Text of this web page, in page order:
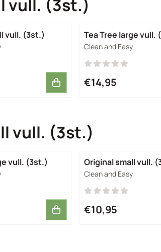
vull. (3st.)
vull. (3st.) Tea Tree large
Merk:
Clean and Easy
Prijs: 14,95
€14,95
vull. (3st.)
large vull. (3st.) Original small vull.
Merk:
Clean and Easy
Prijs: 10,95
€10,95